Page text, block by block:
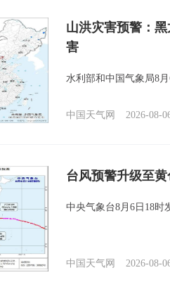
山洪灾害预警：
害
水利部和中国气象局8
中国天气网 2026-08-
台风预警升级至
中央气象台8月6日18时
中国天气网 2026-08-